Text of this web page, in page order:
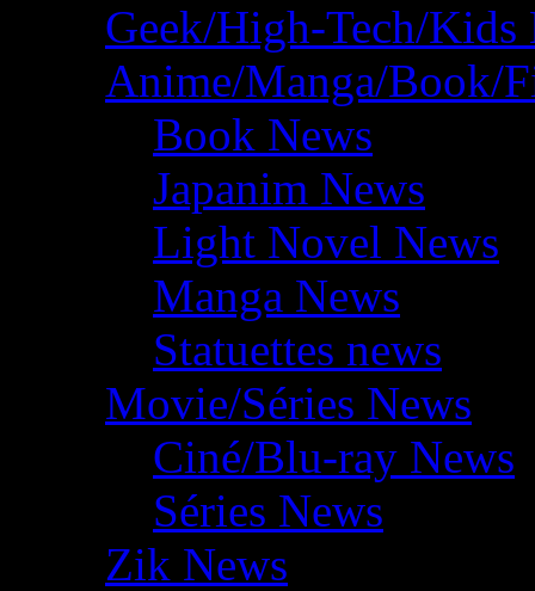
Geek/High-Tech/Kids
Anime/Manga/Book/
Book News
Japanim News
Light Novel News
Manga News
Statuettes news
Movie/Séries News
Ciné/Blu-ray News
Séries News
Zik News